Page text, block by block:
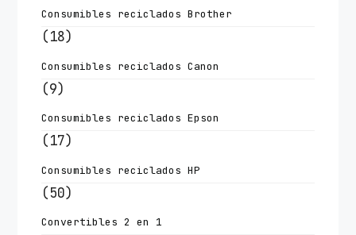
Consumibles reciclados Brother
(18)
Consumibles reciclados Canon
(9)
Consumibles reciclados Epson
(17)
Consumibles reciclados HP
(50)
Convertibles 2 en 1